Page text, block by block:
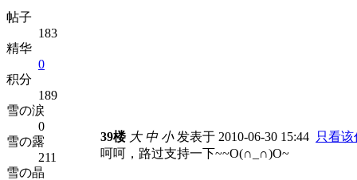
帖子
183
精华
0
积分
189
雪の涙
0
雪の露
211
雪の晶
39楼 大 中 小发表于 2010-06-30 15:44 只看该
呵呵，路过支持一下~~O(∩_∩)O~